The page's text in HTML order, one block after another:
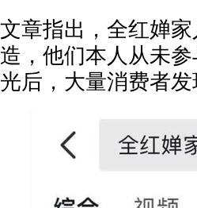
文章指出，全红婵
造，他们本人从未
光后，大量消费者